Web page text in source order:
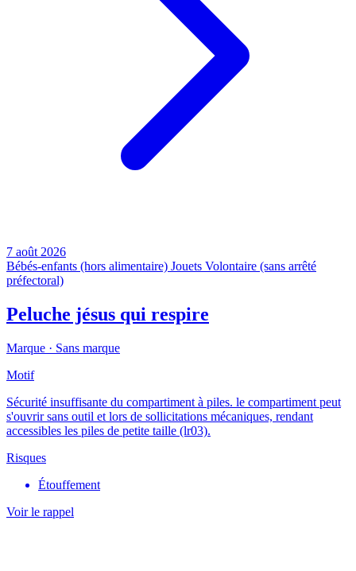
7 août 2026
Bébés-enfants (hors alimentaire) Jouets Volontaire (sans arrêté
préfectoral)
Peluche jésus qui respire
Marque · Sans marque
Motif
Sécurité insuffisante du compartiment à piles. le compartiment peut
s'ouvrir sans outil et lors de sollicitations mécaniques, rendant
accessibles les piles de petite taille (lr03).
Risques
Étouffement
Voir le rappel